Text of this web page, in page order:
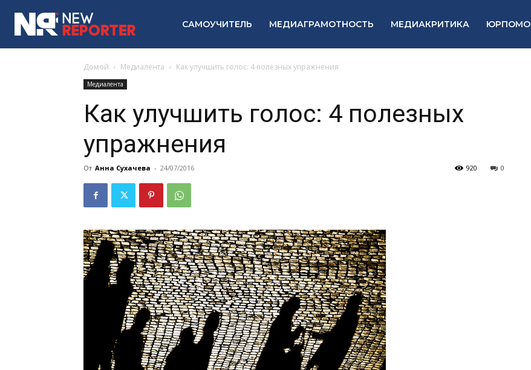
САМОУЧИТЕЛЬ МЕДИАГРАМОТНОСТЬ МЕДИАКРИТИКА
Домой Медиалента Как улучшить голос: 4 полезных упражнения
Медиалента
Как улучшить голос: 4 полезных
упражнения
От Анна Сухачева - 24/07/2016 0
920